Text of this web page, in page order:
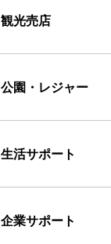
観光売店
公園・レジャー
生活サポート
企業サポート